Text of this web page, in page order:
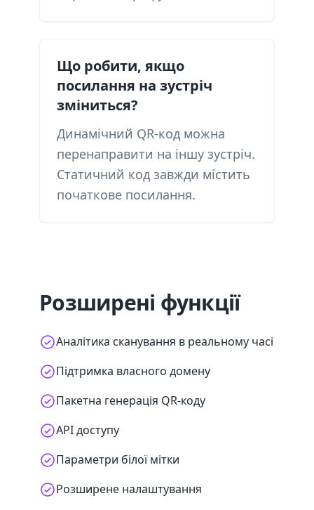
Що робити, якщо
посилання на зустріч
зміниться?
Динамічний QR-код можна
перенаправити на іншу зустріч.
Статичний код завжди містить
початкове посилання.
Розширені функції
Аналітика сканування в реальному часі
Підтримка власного домену
Пакетна генерація QR-коду
API доступу
Параметри білої мітки
Розширене налаштування